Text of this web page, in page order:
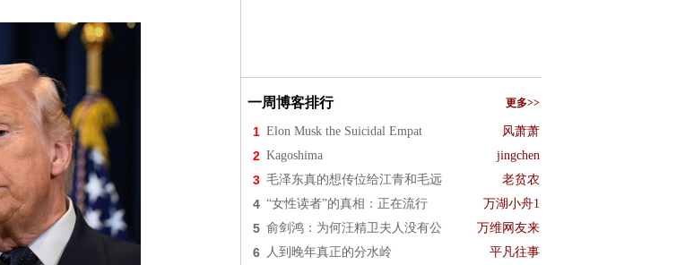
一周博客排行 更多>>
1 Elon Musk the Suicidal Empat 风萧萧
2 Kagoshima jingchen
3 毛泽东真的想传位给江青和毛远 老贫农
4 “女性读者”的真相：正在流行 万湖小舟1
5 俞剑鸿：为何汪精卫夫人没有公 万维网友来
6 人到晚年真正的分水岭 平凡往事